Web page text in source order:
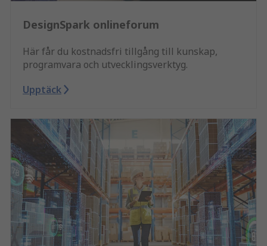
DesignSpark onlineforum
Här får du kostnadsfri tillgång till kunskap,
programvara och utvecklingsverktyg.
Upptäck